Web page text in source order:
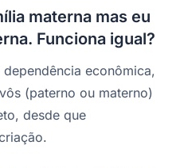
materna mas eu
Funciona igual?
econômica,
(paterno ou materno)
desde que